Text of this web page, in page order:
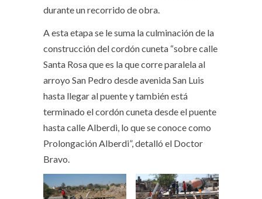
durante un recorrido de obra.
A esta etapa se le suma la culminación de la
construcción del cordón cuneta “sobre calle
Santa Rosa que es la que corre paralela al
arroyo San Pedro desde avenida San Luis
hasta llegar al puente y también está
terminado el cordón cuneta desde el puente
hasta calle Alberdi, lo que se conoce como
Prolongación Alberdi”, detalló el Doctor
Bravo.